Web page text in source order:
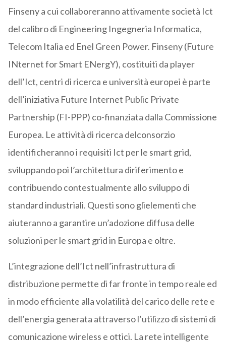
Finseny a cui collaboreranno attivamente società Ict
del calibro di Engineering Ingegneria Informatica,
Telecom Italia ed Enel Green Power. Finseny (Future
INternet for Smart ENergY), costituiti da player
dell’Ict, centri di ricerca e università europei è parte
dell’iniziativa Future Internet Public Private
Partnership (FI-PPP) co-finanziata dalla Commissione
Europea. Le attività di ricerca delconsorzio
identificheranno i requisiti Ict per le smart grid,
sviluppando poi l’architettura diriferimento e
contribuendo contestualmente allo sviluppo di
standard industriali. Questi sono glielementi che
aiuteranno a garantire un’adozione diffusa delle
soluzioni per le smart grid in Europa e oltre.
L’integrazione dell’Ict nell’infrastruttura di
distribuzione permette di far fronte in tempo reale ed
in modo efficiente alla volatilità del carico delle rete e
dell’energia generata attraverso l’utilizzo di sistemi di
comunicazione wireless e ottici. La rete intelligente